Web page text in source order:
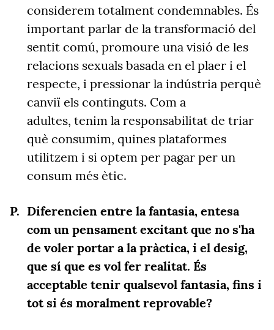
considerem totalment condemnables. És
important parlar de la transformació del
sentit comú, promoure una visió de les
relacions sexuals basada en el plaer i el
respecte, i pressionar la indústria perquè
canviï els continguts. Com a
adultes, tenim la responsabilitat de triar
què consumim, quines plataformes
utilitzem i si optem per pagar per un
consum més ètic.
Diferencien entre la fantasia, entesa
com un pensament excitant que no s'ha
de voler portar a la pràctica, i el desig,
que sí que es vol fer realitat. És
acceptable tenir qualsevol fantasia, fins i
tot si és moralment reprovable?